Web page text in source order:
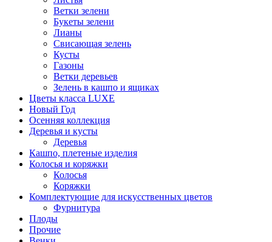
Ветки зелени
Букеты зелени
Лианы
Свисающая зелень
Кусты
Газоны
Ветки деревьев
Зелень в кашпо и ящиках
Цветы класса LUXE
Новый Год
Осенняя коллекция
Деревья и кусты
Деревья
Кашпо, плетеные изделия
Колосья и коряжки
Колосья
Коряжки
Комплектующие для искусственных цветов
Фурнитура
Плоды
Прочие